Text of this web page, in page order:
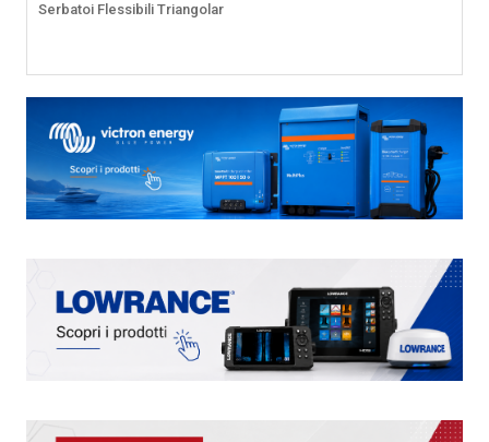
Serbatoi Flessibili Triangolar